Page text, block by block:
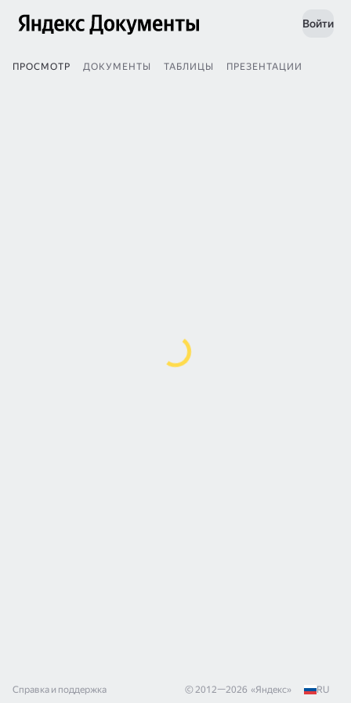
Войти
ПРОСМОТР ДОКУМЕНТЫ ТАБЛИЦЫ ПРЕЗЕНТАЦИИ
Справка и поддержка © 2012—2026 «Яндекс» RU